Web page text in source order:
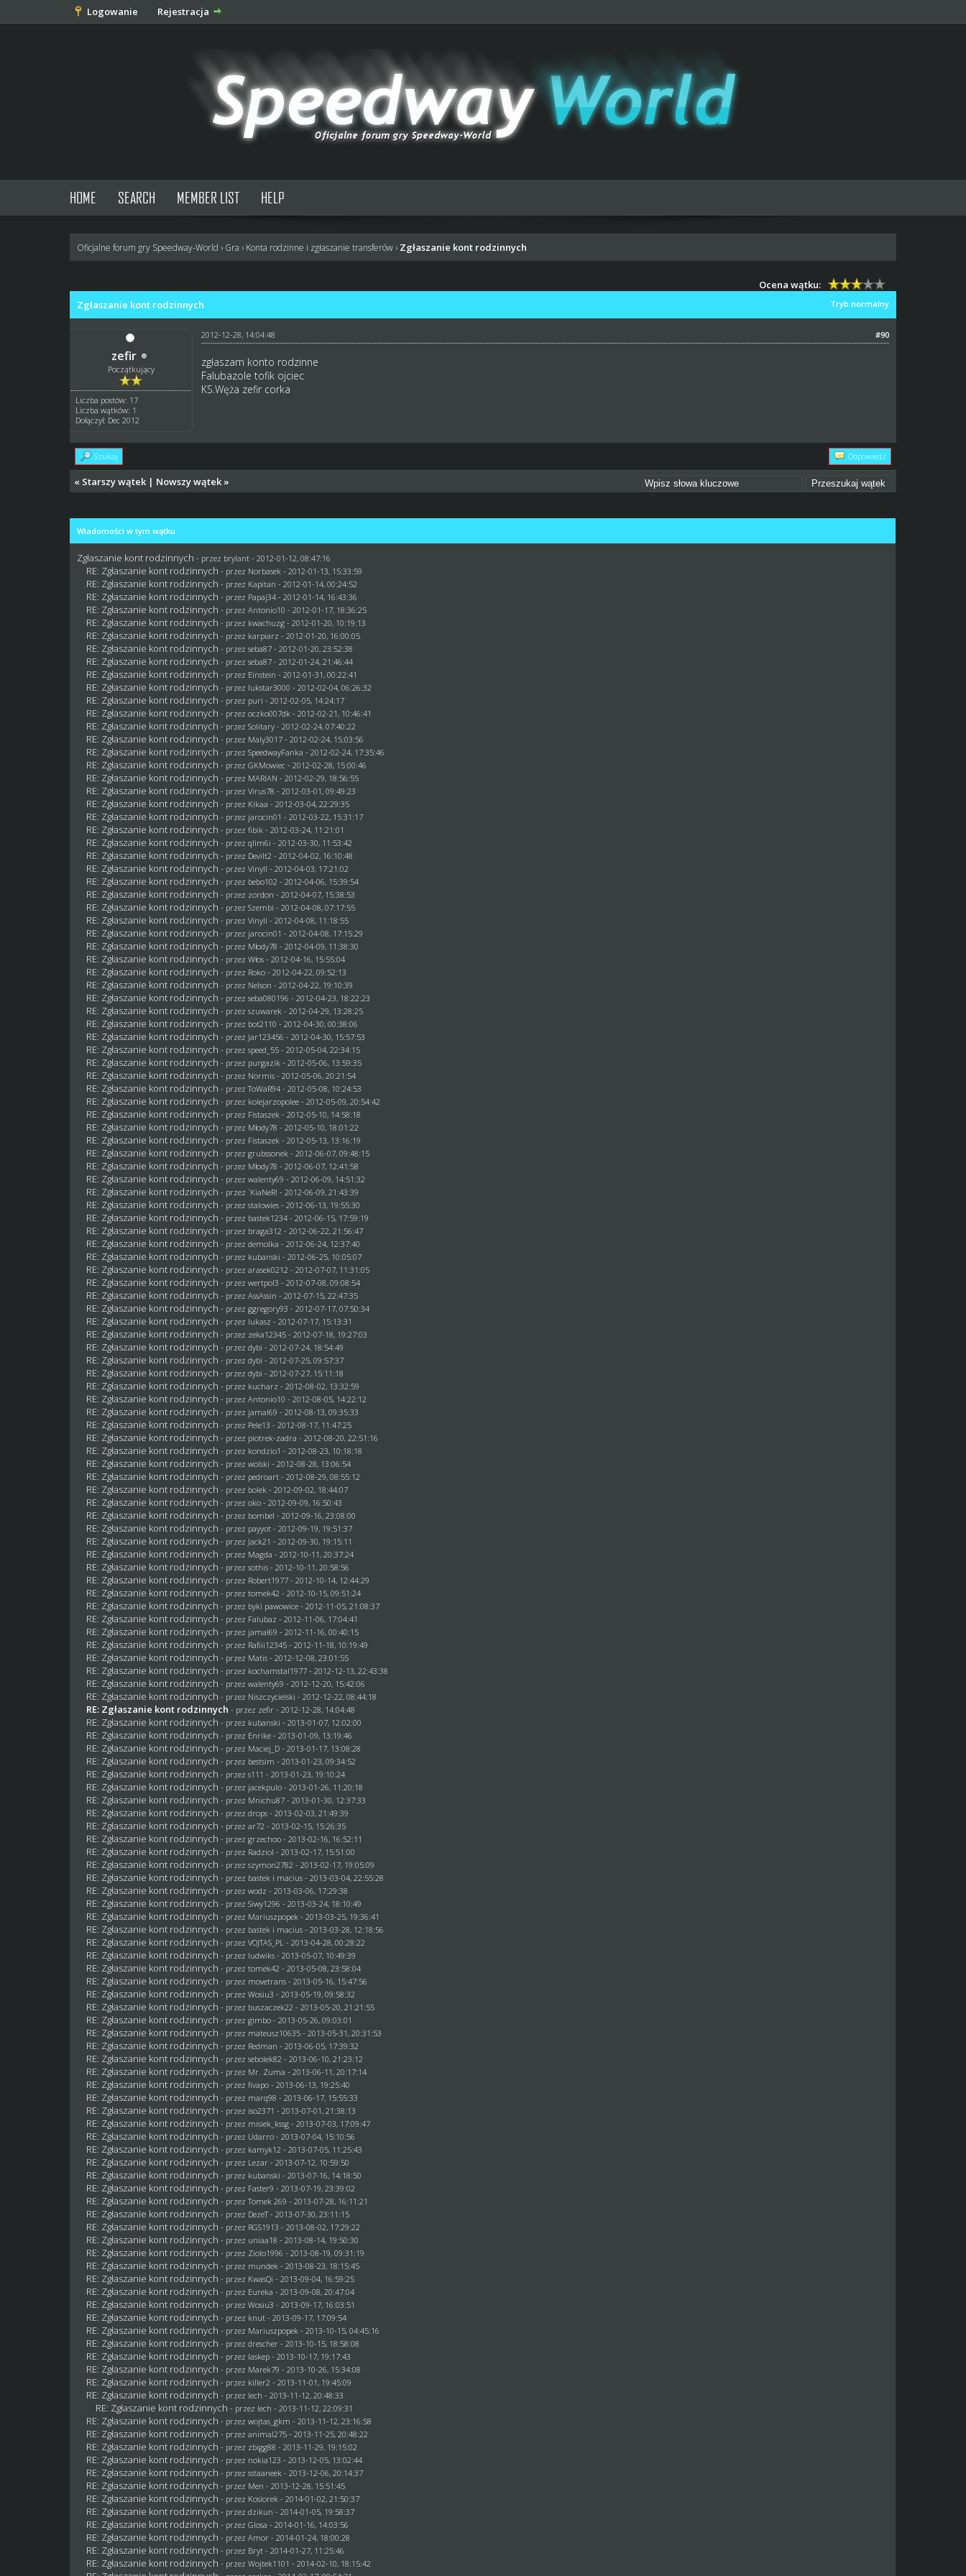
Logowanie Rejestracja
HOME SEARCH MEMBER LIST HELP
Oficjalne forum gry Speedway-World › Gra › Konta rodzinne i zgłaszanie transferów › Zgłaszanie kont rodzinnych
Ocena wątku:
Tryb normalny
Zgłaszanie kont rodzinnych
zefir
Początkujący
Liczba postów: 17
Liczba wątków: 1
Dołączył: Dec 2012
#90
2012-12-28, 14:04:48
zgłaszam konto rodzinne
Falubazole tofik ojciec
KS.Węża zefir corka
Szukaj Odpowiedz
« Starszy wątek | Nowszy wątek »
Wiadomości w tym wątku
Zgłaszanie kont rodzinnych - przez brylant - 2012-01-12, 08:47:16
RE: Zgłaszanie kont rodzinnych - przez Norbasek - 2012-01-13, 15:33:59
RE: Zgłaszanie kont rodzinnych - przez Kapitan - 2012-01-14, 00:24:52
RE: Zgłaszanie kont rodzinnych - przez Papaj34 - 2012-01-14, 16:43:36
RE: Zgłaszanie kont rodzinnych - przez Antonio10 - 2012-01-17, 18:36:25
RE: Zgłaszanie kont rodzinnych - przez kwachuzg - 2012-01-20, 10:19:13
RE: Zgłaszanie kont rodzinnych - przez karpiarz - 2012-01-20, 16:00:05
RE: Zgłaszanie kont rodzinnych - przezseba87 - 2012-01-20, 23:52:38
RE: Zgłaszanie kont rodzinnych - przezseba87 - 2012-01-24, 21:46:44
RE: Zgłaszanie kont rodzinnych - przez Einstein - 2012-01-31, 00:22:41
RE: Zgłaszanie kont rodzinnych - przez lukstar3000 - 2012-02-04, 06:26:32
RE: Zgłaszanie kont rodzinnych - przez puri - 2012-02-05, 14:24:17
RE: Zgłaszanie kont rodzinnych - przez oczko007dk - 2012-02-21, 10:46:41
RE: Zgłaszanie kont rodzinnych - przezSolitary - 2012-02-24, 07:40:22
RE: Zgłaszanie kont rodzinnych - przez Maly3017 - 2012-02-24, 15:03:56
RE: Zgłaszanie kont rodzinnych - przezSpeedwayFanka - 2012-02-24, 17:35:46
RE: Zgłaszanie kont rodzinnych - przezGKMowiec - 2012-02-28, 15:00:46
RE: Zgłaszanie kont rodzinnych - przez MARIAN - 2012-02-29, 18:56:55
RE: Zgłaszanie kont rodzinnych - przezVirus78 - 2012-03-01, 09:49:23
RE: Zgłaszanie kont rodzinnych - przez Kikaa - 2012-03-04, 22:29:35
RE: Zgłaszanie kont rodzinnych - przez jarocin01 - 2012-03-22, 15:31:17
RE: Zgłaszanie kont rodzinnych - przezfibik - 2012-03-24, 11:21:01
RE: Zgłaszanie kont rodzinnych - przezqlim6i - 2012-03-30, 11:53:42
RE: Zgłaszanie kont rodzinnych - przez Devilt2 - 2012-04-02, 16:10:48
RE: Zgłaszanie kont rodzinnych - przez Vinyll - 2012-04-03, 17:21:02
RE: Zgłaszanie kont rodzinnych - przez bebo102 - 2012-04-06, 15:39:54
RE: Zgłaszanie kont rodzinnych - przez zordon - 2012-04-07, 15:38:53
RE: Zgłaszanie kont rodzinnych - przezSzembi - 2012-04-08, 07:17:55
RE: Zgłaszanie kont rodzinnych - przez Vinyll - 2012-04-08, 11:18:55
RE: Zgłaszanie kont rodzinnych - przez jarocin01 - 2012-04-08, 17:15:29
RE: Zgłaszanie kont rodzinnych - przez Młody78 - 2012-04-09, 11:38:30
RE: Zgłaszanie kont rodzinnych - przezWłos - 2012-04-16, 15:55:04
RE: Zgłaszanie kont rodzinnych - przez Roko - 2012-04-22, 09:52:13
RE: Zgłaszanie kont rodzinnych - przez Nelson - 2012-04-22, 19:10:39
RE: Zgłaszanie kont rodzinnych - przezseba080196 - 2012-04-23, 18:22:23
RE: Zgłaszanie kont rodzinnych - przezszuwarek - 2012-04-29, 13:28:25
RE: Zgłaszanie kont rodzinnych - przez bot2110 - 2012-04-30, 00:38:06
RE: Zgłaszanie kont rodzinnych - przez Jar123456 - 2012-04-30, 15:57:53
RE: Zgłaszanie kont rodzinnych - przez speed_55 - 2012-05-04, 22:34:15
RE: Zgłaszanie kont rodzinnych - przez purgazik - 2012-05-06, 13:59:35
RE: Zgłaszanie kont rodzinnych - przez Normis - 2012-05-06, 20:21:54
RE: Zgłaszanie kont rodzinnych - przezToWaR94 - 2012-05-08, 10:24:53
RE: Zgłaszanie kont rodzinnych - przez kolejarzopolee - 2012-05-09, 20:54:42
RE: Zgłaszanie kont rodzinnych - przez Fistaszek - 2012-05-10, 14:58:18
RE: Zgłaszanie kont rodzinnych - przez Młody78 - 2012-05-10, 18:01:22
RE: Zgłaszanie kont rodzinnych - przez Fistaszek - 2012-05-13, 13:16:19
RE: Zgłaszanie kont rodzinnych - przezgrubssonek - 2012-06-07, 09:48:15
RE: Zgłaszanie kont rodzinnych - przez Młody78 - 2012-06-07, 12:41:58
RE: Zgłaszanie kont rodzinnych - przezwalenty69 - 2012-06-09, 14:51:32
RE: Zgłaszanie kont rodzinnych - przez`KiaNeR! - 2012-06-09, 21:43:39
RE: Zgłaszanie kont rodzinnych - przezstalowies - 2012-06-13, 19:55:30
RE: Zgłaszanie kont rodzinnych - przez bastek1234 - 2012-06-15, 17:59:19
RE: Zgłaszanie kont rodzinnych - przez braga312 - 2012-06-22, 21:56:47
RE: Zgłaszanie kont rodzinnych - przezdemolka - 2012-06-24, 12:37:40
RE: Zgłaszanie kont rodzinnych - przez kubanski - 2012-06-25, 10:05:07
RE: Zgłaszanie kont rodzinnych - przez arasek0212 - 2012-07-07, 11:31:05
RE: Zgłaszanie kont rodzinnych - przezwertpol3 - 2012-07-08, 09:08:54
RE: Zgłaszanie kont rodzinnych - przez AssAssin - 2012-07-15, 22:47:35
RE: Zgłaszanie kont rodzinnych - przezggregory93 - 2012-07-17, 07:50:34
RE: Zgłaszanie kont rodzinnych - przez lukasz - 2012-07-17, 15:13:31
RE: Zgłaszanie kont rodzinnych - przez zeka12345 - 2012-07-18, 19:27:03
RE: Zgłaszanie kont rodzinnych - przezdybi - 2012-07-24, 18:54:49
RE: Zgłaszanie kont rodzinnych - przezdybi - 2012-07-25, 09:57:37
RE: Zgłaszanie kont rodzinnych - przezdybi - 2012-07-27, 15:11:18
RE: Zgłaszanie kont rodzinnych - przez kucharz - 2012-08-02, 13:32:59
RE: Zgłaszanie kont rodzinnych - przez Antonio10 - 2012-08-05, 14:22:12
RE: Zgłaszanie kont rodzinnych - przez jamal69 - 2012-08-13, 09:35:33
RE: Zgłaszanie kont rodzinnych - przez Pele13 - 2012-08-17, 11:47:25
RE: Zgłaszanie kont rodzinnych - przez piotrek-zadra - 2012-08-20, 22:51:16
RE: Zgłaszanie kont rodzinnych - przez kondzio1 - 2012-08-23, 10:18:18
RE: Zgłaszanie kont rodzinnych - przezwolski - 2012-08-28, 13:06:54
RE: Zgłaszanie kont rodzinnych - przez pedroart - 2012-08-29, 08:55:12
RE: Zgłaszanie kont rodzinnych - przez bolek - 2012-09-02, 18:44:07
RE: Zgłaszanie kont rodzinnych - przezoko - 2012-09-09, 16:50:43
RE: Zgłaszanie kont rodzinnych - przez bombel - 2012-09-16, 23:08:00
RE: Zgłaszanie kont rodzinnych - przez payyot - 2012-09-19, 19:51:37
RE: Zgłaszanie kont rodzinnych - przez Jack21 - 2012-09-30, 19:15:11
RE: Zgłaszanie kont rodzinnych - przez Magda - 2012-10-11, 20:37:24
RE: Zgłaszanie kont rodzinnych - przezsothis - 2012-10-11, 20:58:56
RE: Zgłaszanie kont rodzinnych - przez Robert1977 - 2012-10-14, 12:44:29
RE: Zgłaszanie kont rodzinnych - przeztomek42 - 2012-10-15, 09:51:24
RE: Zgłaszanie kont rodzinnych - przez byki pawowice - 2012-11-05, 21:08:37
RE: Zgłaszanie kont rodzinnych - przez Falubaz - 2012-11-06, 17:04:41
RE: Zgłaszanie kont rodzinnych - przez jamal69 - 2012-11-16, 00:40:15
RE: Zgłaszanie kont rodzinnych - przez Rafiii12345 - 2012-11-18, 10:19:49
RE: Zgłaszanie kont rodzinnych - przez Matis - 2012-12-08, 23:01:55
RE: Zgłaszanie kont rodzinnych - przez kochamstal1977 - 2012-12-13, 22:43:38
RE: Zgłaszanie kont rodzinnych - przezwalenty69 - 2012-12-20, 15:42:06
RE: Zgłaszanie kont rodzinnych - przez Niszczycielski - 2012-12-22, 08:44:18
RE: Zgłaszanie kont rodzinnych - przez zefir - 2012-12-28, 14:04:48
RE: Zgłaszanie kont rodzinnych - przez kubanski - 2013-01-07, 12:02:00
RE: Zgłaszanie kont rodzinnych - przez Enrike - 2013-01-09, 13:19:46
RE: Zgłaszanie kont rodzinnych - przez Maciej_D - 2013-01-17, 13:08:28
RE: Zgłaszanie kont rodzinnych - przez bestsim - 2013-01-23, 09:34:52
RE: Zgłaszanie kont rodzinnych - przezs111 - 2013-01-23, 19:10:24
RE: Zgłaszanie kont rodzinnych - przez jacekpulo - 2013-01-26, 11:20:18
RE: Zgłaszanie kont rodzinnych - przez Mnichu87 - 2013-01-30, 12:37:33
RE: Zgłaszanie kont rodzinnych - przezdrops - 2013-02-03, 21:49:39
RE: Zgłaszanie kont rodzinnych - przez ar72 - 2013-02-15, 15:26:35
RE: Zgłaszanie kont rodzinnych - przez grzechoo - 2013-02-16, 16:52:11
RE: Zgłaszanie kont rodzinnych - przez Radziol - 2013-02-17, 15:51:00
RE: Zgłaszanie kont rodzinnych - przezszymon2782 - 2013-02-17, 19:05:09
RE: Zgłaszanie kont rodzinnych - przez bastek i macius - 2013-03-04, 22:55:28
RE: Zgłaszanie kont rodzinnych - przezwodz - 2013-03-06, 17:29:38
RE: Zgłaszanie kont rodzinnych - przezSiwy1296 - 2013-03-24, 18:10:49
RE: Zgłaszanie kont rodzinnych - przez Mariuszpopek - 2013-03-25, 19:36:41
RE: Zgłaszanie kont rodzinnych - przez bastek i macius - 2013-03-28, 12:18:56
RE: Zgłaszanie kont rodzinnych - przezVOJTAS_PL - 2013-04-28, 00:28:22
RE: Zgłaszanie kont rodzinnych - przez ludwiks - 2013-05-07, 10:49:39
RE: Zgłaszanie kont rodzinnych - przeztomek42 - 2013-05-08, 23:58:04
RE: Zgłaszanie kont rodzinnych - przez movetrans - 2013-05-16, 15:47:56
RE: Zgłaszanie kont rodzinnych - przezWosiu3 - 2013-05-19, 09:58:32
RE: Zgłaszanie kont rodzinnych - przez buszaczek22 - 2013-05-20, 21:21:55
RE: Zgłaszanie kont rodzinnych - przezgimbo - 2013-05-26, 09:03:01
RE: Zgłaszanie kont rodzinnych - przez mateusz10635 - 2013-05-31, 20:31:53
RE: Zgłaszanie kont rodzinnych - przez Redman - 2013-06-05, 17:39:32
RE: Zgłaszanie kont rodzinnych - przezsebolek82 - 2013-06-10, 21:23:12
RE: Zgłaszanie kont rodzinnych - przez Mr. Zuma - 2013-06-11, 20:17:14
RE: Zgłaszanie kont rodzinnych - przezfivapo - 2013-06-13, 19:25:40
RE: Zgłaszanie kont rodzinnych - przez marq98 - 2013-06-17, 15:55:33
RE: Zgłaszanie kont rodzinnych - przez iso2371 - 2013-07-01, 21:38:13
RE: Zgłaszanie kont rodzinnych - przez misiek_kssg - 2013-07-03, 17:09:47
RE: Zgłaszanie kont rodzinnych - przez Udarro - 2013-07-04, 15:10:56
RE: Zgłaszanie kont rodzinnych - przez kamyk12 - 2013-07-05, 11:25:43
RE: Zgłaszanie kont rodzinnych - przez Lezar - 2013-07-12, 10:59:50
RE: Zgłaszanie kont rodzinnych - przez kubanski - 2013-07-16, 14:18:50
RE: Zgłaszanie kont rodzinnych - przez Faster9 - 2013-07-19, 23:39:02
RE: Zgłaszanie kont rodzinnych - przezTomek 269 - 2013-07-28, 16:11:21
RE: Zgłaszanie kont rodzinnych - przez DezeT- 2013-07-30, 23:11:15
RE: Zgłaszanie kont rodzinnych - przez RGS1913 - 2013-08-02, 17:29:22
RE: Zgłaszanie kont rodzinnych - przez uniaa18 - 2013-08-14, 19:50:30
RE: Zgłaszanie kont rodzinnych - przez Ziolo1996 - 2013-08-19, 09:31:19
RE: Zgłaszanie kont rodzinnych - przez mundek - 2013-08-23, 18:15:45
RE: Zgłaszanie kont rodzinnych - przez KwasQi - 2013-09-04, 16:59:25
RE: Zgłaszanie kont rodzinnych - przez Eureka - 2013-09-08, 20:47:04
RE: Zgłaszanie kont rodzinnych - przezWosiu3 - 2013-09-17, 16:03:51
RE: Zgłaszanie kont rodzinnych - przez knut - 2013-09-17, 17:09:54
RE: Zgłaszanie kont rodzinnych - przez Mariuszpopek - 2013-10-15, 04:45:16
RE: Zgłaszanie kont rodzinnych - przezdrescher - 2013-10-15, 18:58:08
RE: Zgłaszanie kont rodzinnych - przez laskep - 2013-10-17, 19:17:43
RE: Zgłaszanie kont rodzinnych - przez Marek79 - 2013-10-26, 15:34:08
RE: Zgłaszanie kont rodzinnych - przez killer2 - 2013-11-01, 19:45:09
RE: Zgłaszanie kont rodzinnych - przez lech - 2013-11-12, 20:48:33
RE: Zgłaszanie kont rodzinnych - przez lech - 2013-11-12, 22:09:31
RE: Zgłaszanie kont rodzinnych - przezwojtas_gkm - 2013-11-12, 23:16:58
RE: Zgłaszanie kont rodzinnych - przez animal275 - 2013-11-25, 20:48:22
RE: Zgłaszanie kont rodzinnych - przez zbigg88 - 2013-11-29, 19:15:02
RE: Zgłaszanie kont rodzinnych - przez nokia123 - 2013-12-05, 13:02:44
RE: Zgłaszanie kont rodzinnych - przezsstaaneek - 2013-12-06, 20:14:37
RE: Zgłaszanie kont rodzinnych - przez Men - 2013-12-28, 15:51:45
RE: Zgłaszanie kont rodzinnych - przez Kosiorek - 2014-01-02, 21:50:37
RE: Zgłaszanie kont rodzinnych - przezdzikun - 2014-01-05, 19:58:37
RE: Zgłaszanie kont rodzinnych - przezGlosa - 2014-01-16, 14:03:56
RE: Zgłaszanie kont rodzinnych - przez Amor - 2014-01-24, 18:00:28
RE: Zgłaszanie kont rodzinnych - przez Bryt - 2014-01-27, 11:25:46
RE: Zgłaszanie kont rodzinnych - przezWojtek1101 - 2014-02-10, 18:15:42